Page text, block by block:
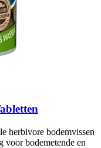
herbivore bodemvissen
voor bodemetende en